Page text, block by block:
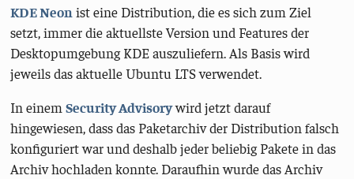
KDE Neon ist eine Distribution, die es sich zum Ziel
setzt, immer die aktuellste Version und Features der
Desktopumgebung KDE auszuliefern. Als Basis wird
jeweils das aktuelle Ubuntu LTS verwendet.
In einemSecurity Advisorywird jetzt darauf
hingewiesen, dass das Paketarchiv der Distribution falsch
konfiguriert war und deshalb jeder beliebig Pakete in das
Archiv hochladen konnte. Daraufhin wurde das Archiv